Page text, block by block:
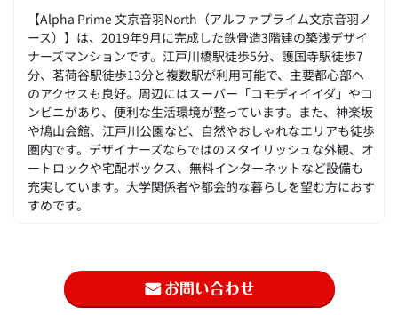
【Alpha Prime 文京音羽North（アルファプライム文京音羽ノ
ース）】は、2019年9月に完成した鉄骨造3階建の築浅デザイ
ナーズマンションです。江戸川橋駅徒歩5分、護国寺駅徒歩7
分、茗荷谷駅徒歩13分と複数駅が利用可能で、主要都心部へ
のアクセスも良好。周辺にはスーパー「コモディイイダ」やコ
ンビニがあり、便利な生活環境が整っています。また、神楽坂
や鳩山会館、江戸川公園など、自然やおしゃれなエリアも徒歩
圏内です。デザイナーズならではのスタイリッシュな外観、オ
ートロックや宅配ボックス、無料インターネットなど設備も
充実しています。大学関係者や都会的な暮らしを望む方におす
すめです。